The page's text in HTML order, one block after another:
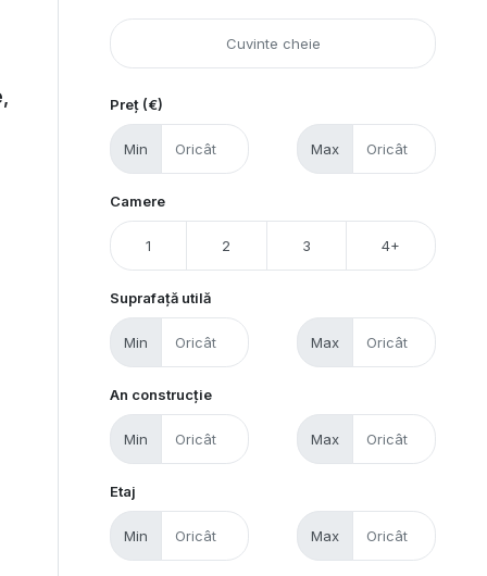
Preț (€)
Min Max
Camere
1 2 3 4+
Suprafață utilă
Min Max
An construcție
Min Max
Etaj
Min Max